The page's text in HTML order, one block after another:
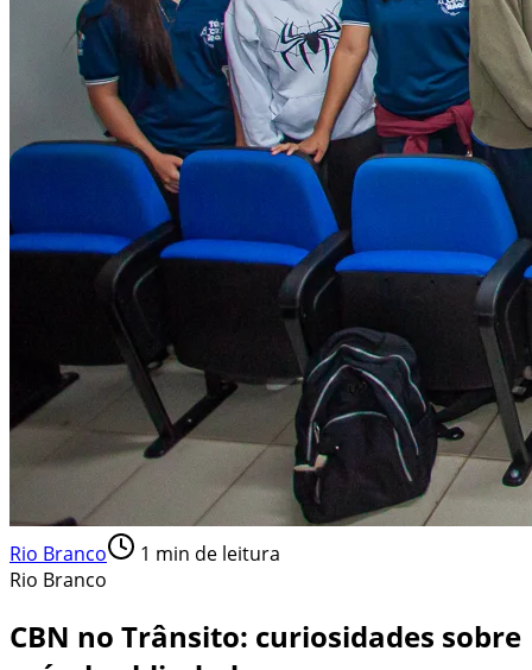
Rio Branco 1 min de leitura
Rio Branco
CBN no Trânsito: curiosidades sobre